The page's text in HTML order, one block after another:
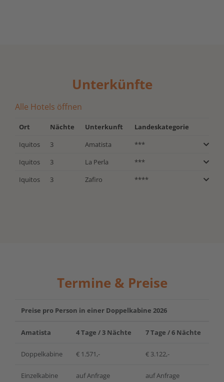
Unterkünfte
Alle Hotels öffnen
Ort Nächte Unterkunft
Landeskategorie
Iquitos
3 Amatista
***
Iquitos
3 La Perla
***
Iquitos
3 Zafiro ****
Termine & Preise
Preise pro Person in einer Doppelkabine 2026
Amatista 4 Tage / 3 Nächte 7 Tage / 6 Nächte
Doppelkabine € 1.571,- € 3.122,-
Einzelkabine auf Anfrage auf Anfrage